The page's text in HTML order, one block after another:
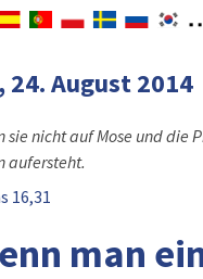
24. August 2014
sie nicht auf Mose und die
aufersteht.
16,31
man